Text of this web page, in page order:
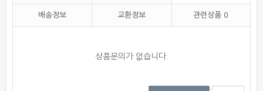
배송정보 교환정보 관련상품 0
상품문의가 없습니다.